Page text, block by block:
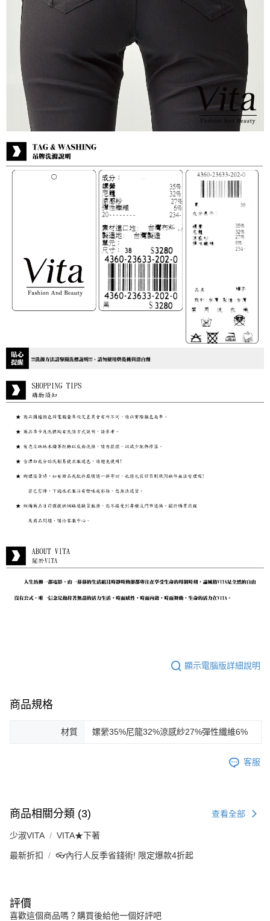
顯示電腦版詳細說明
商品規格
材質 嫘縈35%尼龍32%涼感紗27%彈性纖維6%
客服
商品相關分類 (3) 查看全部
少淑VITA VITA★下著
最新折扣 👓內行人反季省錢術! 限定爆款4折起
評價
喜歡這個商品嗎？購買後給他一個好評吧